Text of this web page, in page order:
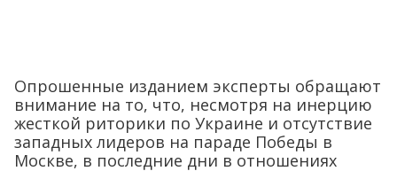
Опрошенные изданием эксперты обращают
внимание на то, что, несмотря на инерцию
жесткой риторики по Украине и отсутствие
западных лидеров на параде Победы в
Москве, в последние дни в отношениях